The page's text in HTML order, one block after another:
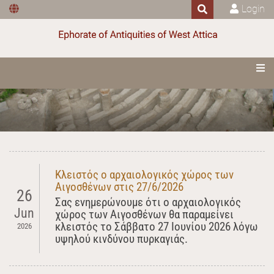
Login
26
Jun
2026
Κλειστός ο αρχαιολογικός χώρος των
Αιγοσθένων στις 27/6/2026
Σας ενημερώνουμε ότι ο αρχαιολογικός
χώρος των Αιγοσθένων θα παραμείνει
κλειστός το Σάββατο 27 Ιουνίου 2026 λόγω
υψηλού κινδύνου πυρκαγιάς.